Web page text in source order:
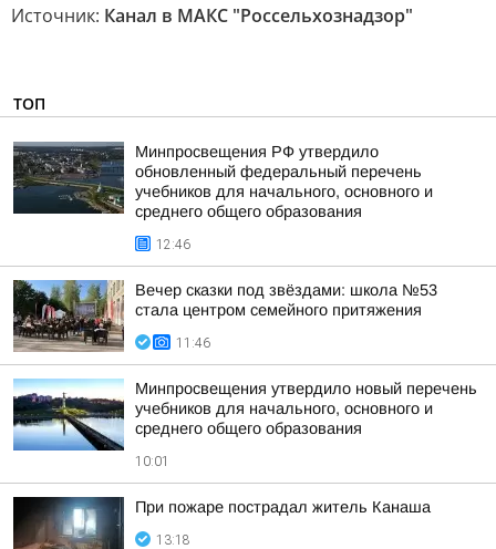
Источник: Канал в МАКС "Россельхознадзор"
ТОП
Минпросвещения РФ утвердило
обновленный федеральный перечень
учебников для начального, основного и
среднего общего образования
12:46
Вечер сказки под звёздами: школа №53
стала центром семейного притяжения
11:46
Минпросвещения утвердило новый перечень
учебников для начального, основного и
среднего общего образования
10:01
При пожаре пострадал житель Канаша
13:18